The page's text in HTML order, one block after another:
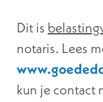
Dit is
notaris. Lees
kun je contact